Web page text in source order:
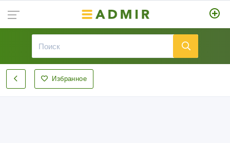
Избранное